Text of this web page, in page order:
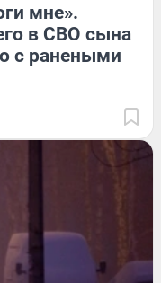
мне».
в СВО сына
с ранеными